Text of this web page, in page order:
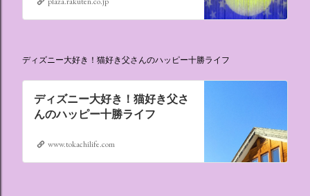
ディズニー大好き！猫好き父さんのハッピー十勝ライフ
ディズニー大好き！猫好き父さ
んのハッピー十勝ライフ
www.tokachilife.com